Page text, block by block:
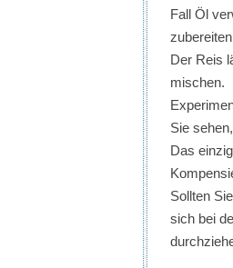
Fall Öl
Der Reis
mischen.
Sie
Das
Sollten
sich bei